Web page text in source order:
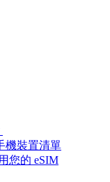
機裝置清單
您的 eSIM